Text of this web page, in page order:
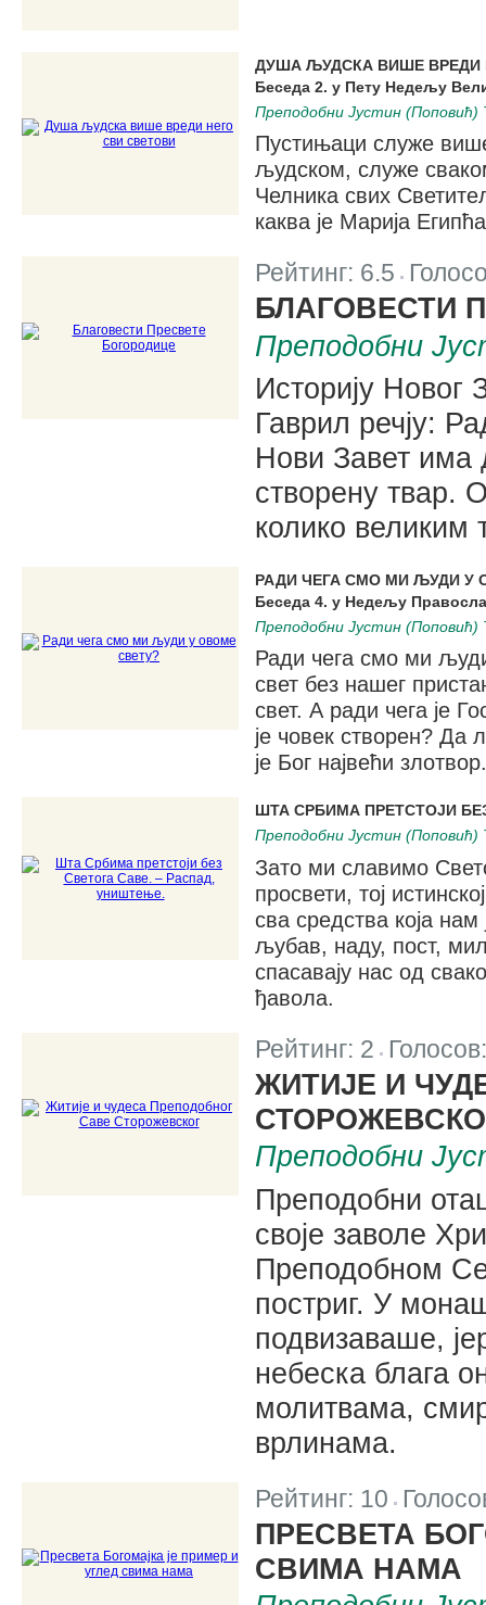
ДУША ЉУДСКА ВИШЕ ВРЕДИ
Беседа 2. у Пету Недељу
Преподобни Јустин (Поповић)
Пустињаци служе
људском, служе
Челника свих
каква је Марија
Рейтинг: 6.5
БЛАГОВЕСТИ
Преподобни
Историју Новог
Гаврил речју:
Нови Завет има
створену твар.
колико великим
РАДИ ЧЕГА СМО МИ ЉУДИ У
Беседа 4. у Недељу
Преподобни Јустин (Поповић)
Ради чега смо ми
свет без нашег
свет. А ради чега је
је човек створен? Да
је Бог највећи злотвор.
ШТА СРБИМА ПРЕТСТОЈИ
Преподобни Јустин (Поповић)
Зато ми славимо
просвети, тој
сва средства која
љубав, наду, пост,
спасавају нас од
ђавола.
Рейтинг: 2 |
ЖИТИЈЕ И
Преподобни
Преподобни
своје заволе
Преподобном
постриг. У
подвизаваше,
небеска блага
молитвама,
врлинама.
Рейтинг: 10 |
ПРЕСВЕТА
СВИМА НАМА